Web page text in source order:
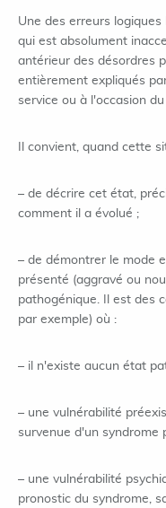
Une des erreurs
qui est absolument
antérieur des désordres
entièrement expliqués
service ou à l'occasion
Il convient, quand cette
– de décrire cet état,
comment il a évolué ;
– de démontrer le mode
présenté (aggravé ou
pathogénique. Il est des
par exemple) où :
– il n'existe aucun état
– une vulnérabilité
survenue d'un syndrome
– une vulnérabilité
pronostic du syndrome,